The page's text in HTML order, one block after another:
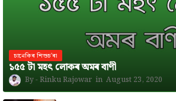
চানেকিৰ শিশুচ'ৰা
১৫৫ টা মহৎ লোকৰ অমৰ বাণী
Rinku Rajowar August 23, 2020